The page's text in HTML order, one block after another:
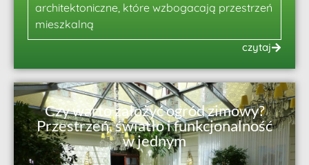
architektoniczne, które wzbogacają przestrzeń
mieszkalną
czytaj
Czy warto założyć ogród zimowy?
Przestrzeń, światło i funkcjonalność
w jednym